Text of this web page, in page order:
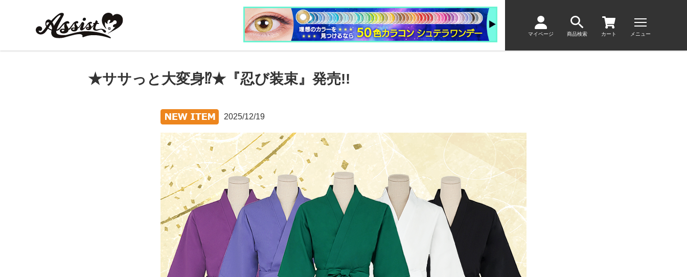
マイページ 商品検索 カート メニュー
★ササっと大変身⁉★『忍び装束』発売!!
2025/12/19